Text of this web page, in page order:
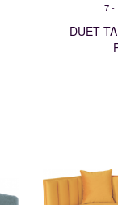
7 -
DUET